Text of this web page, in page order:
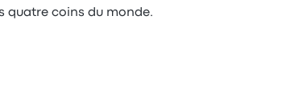
quatre coins du monde.